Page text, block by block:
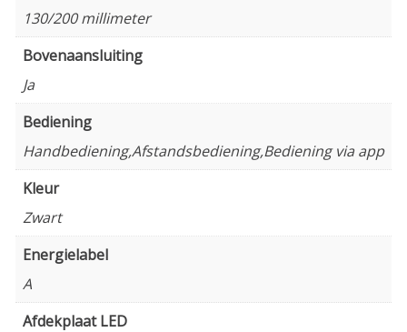
130/200 millimeter
Bovenaansluiting
Ja
Bediening
Handbediening,Afstandsbediening,Bediening via app
Kleur
Zwart
Energielabel
A
Afdekplaat LED